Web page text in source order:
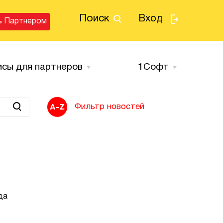
Поиск Вход
Партнером
для партнеров 1Cофт
Фильтр новостей